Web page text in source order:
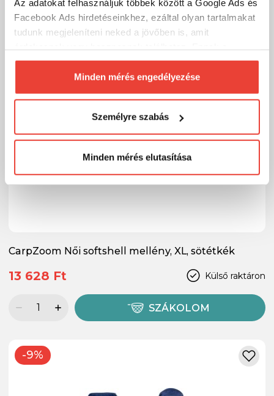
Az adatokat felhasználjuk többek között a Google Ads és
Facebook Ads hirdetéseinkhez, ezáltal olyan tartalmakat
tudunk megjeleníteni neked a jövőben is, amit
biztosításához arra kérünk, hogy engedd meg
számunkra minden mérés használatát.
Természetesensoha semmilyen formában nem fogunk
megváltoztathatod a döntésed ezzel kapcsolatban.
Előre is köszönjük!
Minden mérés engedélyezése
Személyre szabás
Minden mérés elutasítása
-9%
CarpZoom Női softshell mellény, XL, sötétkék
Külső raktáron
13 628 Ft
SZÁKOLOM
-9%